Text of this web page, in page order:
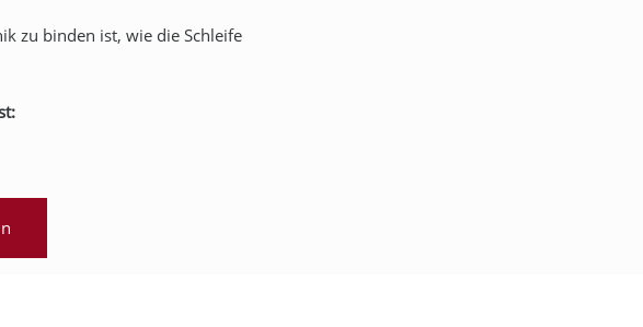
zu binden ist, wie die Schleife